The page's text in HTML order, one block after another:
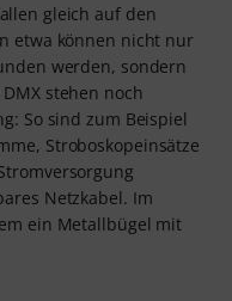
gleich auf den
etwa können nicht nur
werden, sondern
stehen noch
So sind zum Beispiel
Stroboskopeinsätze
Netzkabel. Im
ein Metallbügel mit